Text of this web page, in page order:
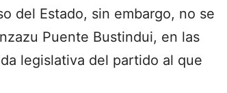
del Estado, sin embargo, no se
Puente Bustindui, en las
legislativa del partido al que